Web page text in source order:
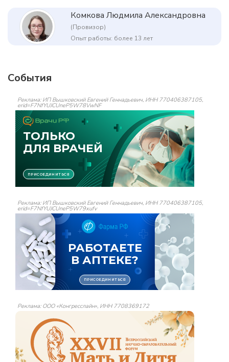
Комкова Людмила Александровна
(Провизор)
Опыт работы: более 13 лет
События
Реклама: ИП Вышковский Евгений Геннадьевич, ИНН 770406387105,
erid=F7NfYUJCUneP5W78VwNF
Реклама: ИП Вышковский Евгений Геннадьевич, ИНН 770406387105,
erid=F7NfYUJCUneP5W79xufv
Реклама: ООО «Конгресслайн», ИНН 7708369172